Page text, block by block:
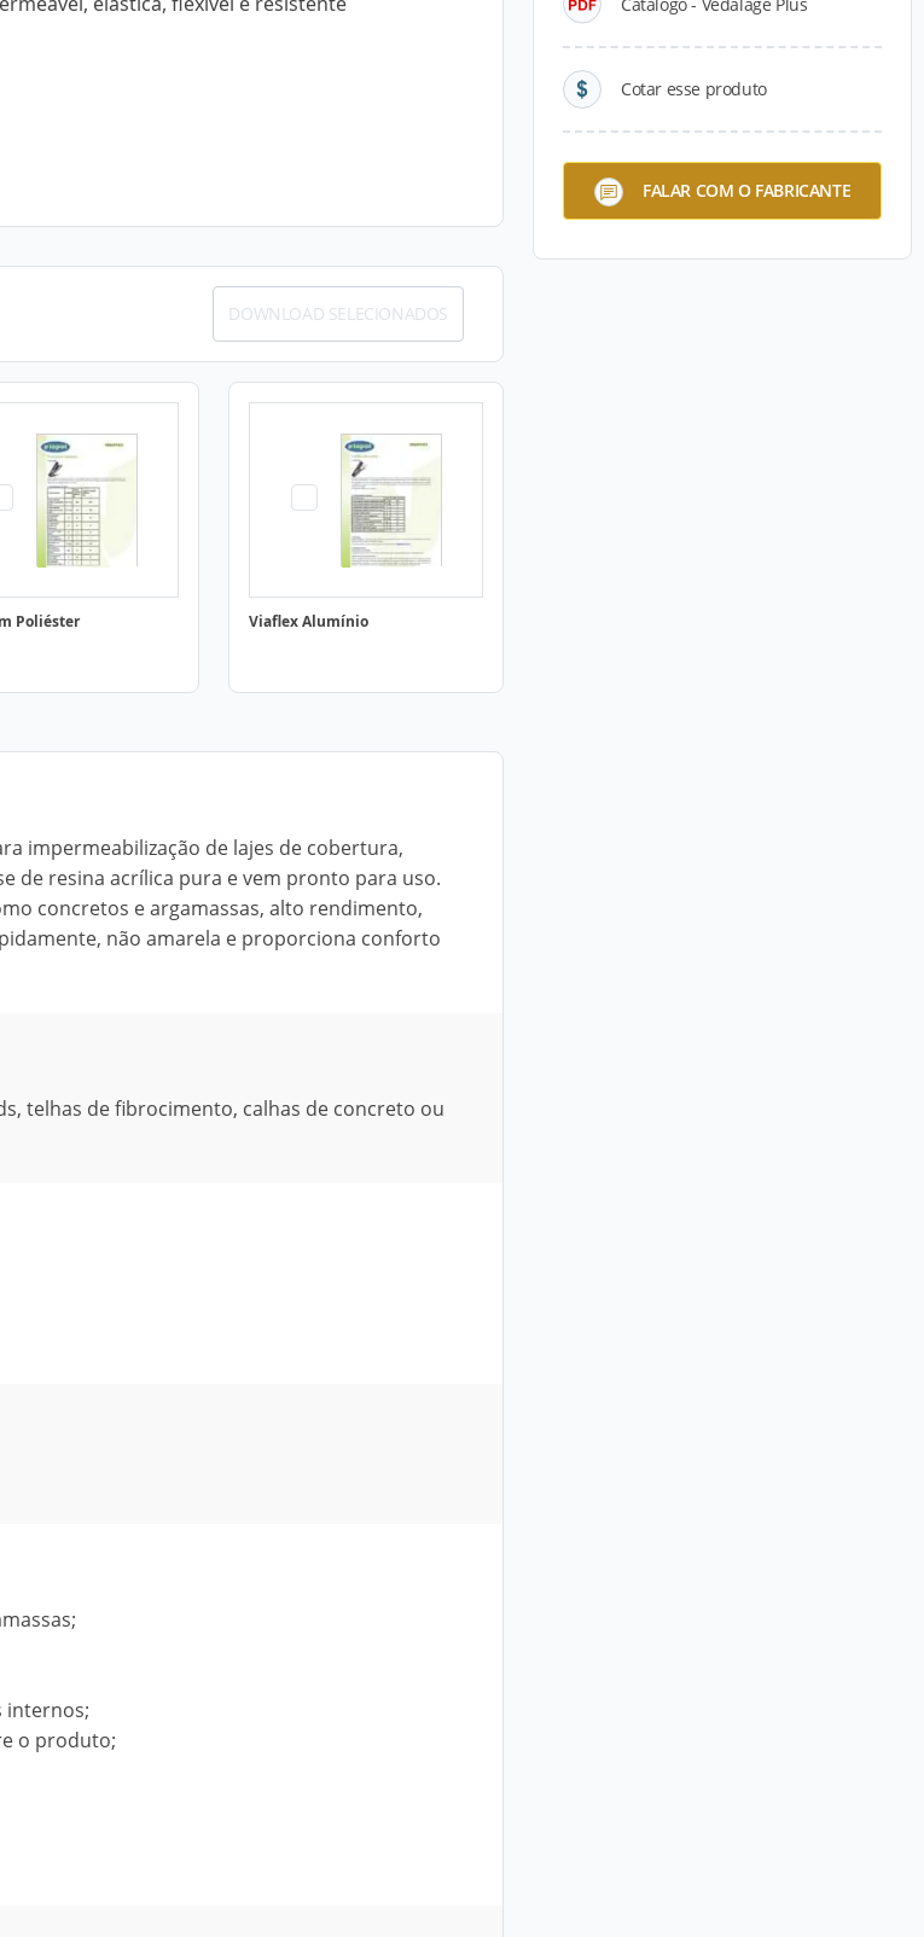
Cotar esse produto
FALAR COM O FABRICANTE
DOWNLOAD SELECIONADOS
Poliéster Viaflex Alumínio
impermeabilização de lajes de cobertura,
de resina acrílica pura e vem pronto para uso.
concretos e argamassas, alto rendimento,
não amarela e proporciona conforto
telhas de fibrocimento, calhas de concreto ou
internos;
o produto;